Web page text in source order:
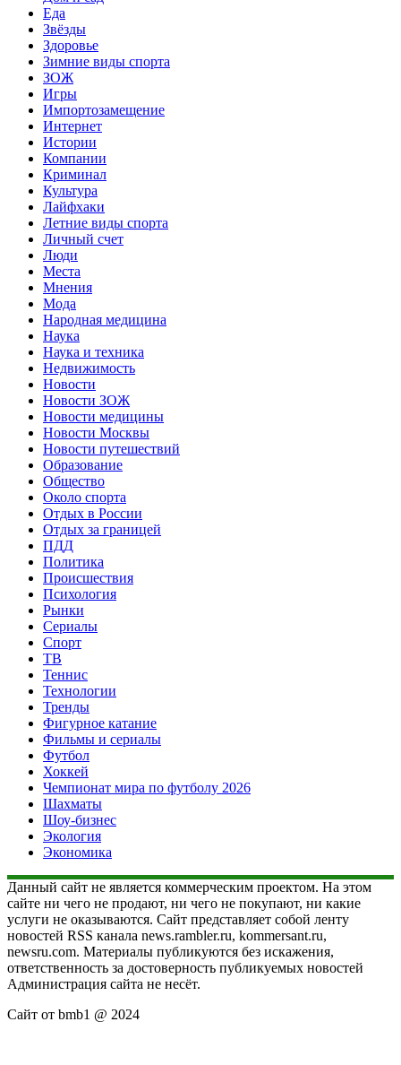
Еда
Звёзды
Здоровье
Зимние виды спорта
ЗОЖ
Игры
Импортозамещение
Интернет
Истории
Компании
Криминал
Культура
Лайфхаки
Летние виды спорта
Личный счет
Люди
Места
Мнения
Мода
Народная медицина
Наука
Наука и техника
Недвижимость
Новости
Новости ЗОЖ
Новости медицины
Новости Москвы
Новости путешествий
Образование
Общество
Около спорта
Отдых в России
Отдых за границей
ПДД
Политика
Происшествия
Психология
Рынки
Сериалы
Спорт
ТВ
Теннис
Технологии
Тренды
Фигурное катание
Фильмы и сериалы
Футбол
Хоккей
Чемпионат мира по футболу 2026
Шахматы
Шоу-бизнес
Экология
Экономика
Данный сайт не является коммерческим проектом. На этом
сайте ни чего не продают, ни чего не покупают, ни какие
услуги не оказываются. Сайт представляет собой ленту
новостей RSS канала news.rambler.ru, kommersant.ru,
newsru.com. Материалы публикуются без искажения,
ответственность за достоверность публикуемых новостей
Администрация сайта не несёт.
Сайт от bmb1 @ 2024